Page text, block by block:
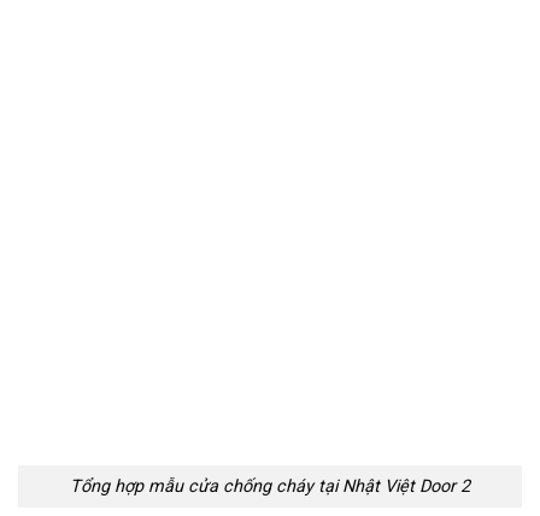
Tổng hợp mẫu cửa chống cháy tại Nhật Việt Door 2